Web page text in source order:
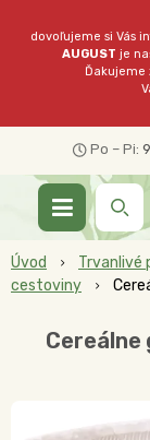
dovoľujeme si Vás
AUGUST je
Ďakujeme
Po – Pi:
Úvod Trvanlivé
cestoviny
Cereálne